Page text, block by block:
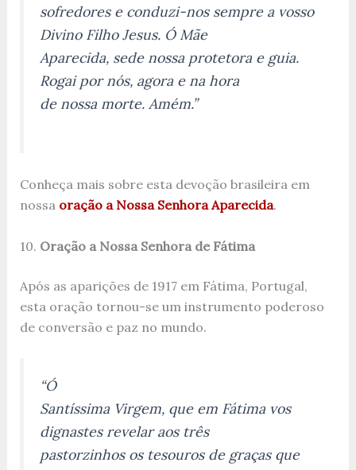
sofredores e conduzi-nos sempre a vosso
Divino Filho Jesus. Ó Mãe
Aparecida, sede nossa protetora e guia.
Rogai por nós, agora e na hora
de nossa morte. Amém.”
Conheça mais sobre esta devoção brasileira em
nossa oração a Nossa Senhora Aparecida.
10. Oração a Nossa Senhora de Fátima
Após as aparições de 1917 em Fátima, Portugal,
esta oração tornou-se um instrumento poderoso
de conversão e paz no mundo.
“Ó
Santíssima Virgem, que em Fátima vos
dignastes revelar aos três
pastorzinhos os tesouros de graças que